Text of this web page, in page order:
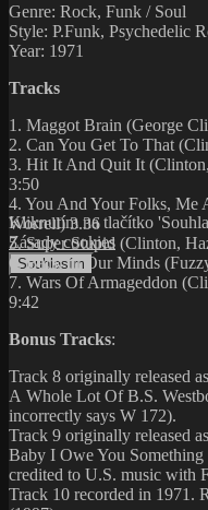
Kliknutím na tlačítko
Zásady cookies
Souhlasím
Genre: Rock, Funk / Soul
Style: P.Funk, Psychedelic
Year: 1971
Tracks
1. Maggot Brain (George
2. Can You Get To That
3. Hit It And Quit It
3:50
4. You And Your Folks, Me
Worrell) 3.36
5. Super Stupid (Clinton,
6. Back In Our Minds
7. Wars Of Armageddon
9:42
Bonus Tracks:
Track 8 originally released
A Whole Lot Of B.S.
incorrectly says W 172).
Track 9 originally released
Baby I Owe You
credited to U.S. music with
Track 10 recorded in 1971.